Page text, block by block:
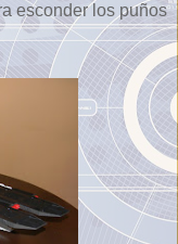
esconder los puños